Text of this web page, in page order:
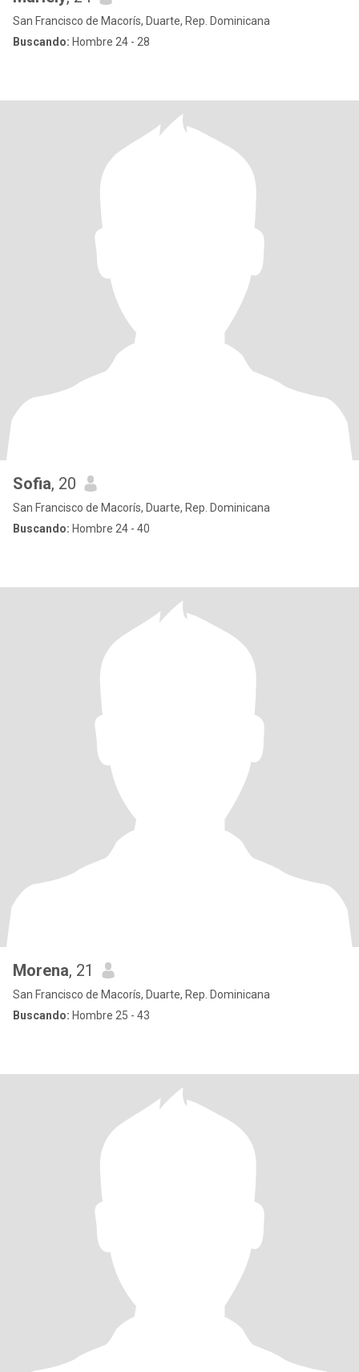
San Francisco de Macorís, Duarte, Rep. Dominicana
Buscando: Hombre 24 - 28
Sofia, 20
San Francisco de Macorís, Duarte, Rep. Dominicana
Buscando: Hombre 24 - 40
Morena, 21
San Francisco de Macorís, Duarte, Rep. Dominicana
Buscando: Hombre 25 - 43